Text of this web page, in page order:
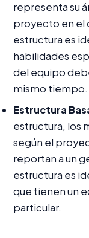
representa su
proyecto en el
estructura es
habilidades
del equipo
mismo tiempo.
Estructura
estructura, los
según el
reportan a un
estructura es
que tienen un
particular.